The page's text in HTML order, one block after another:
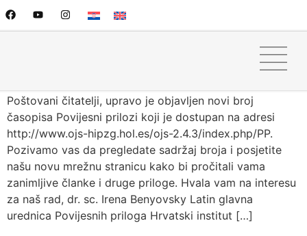
Poštovani čitatelji, upravo je objavljen novi broj
časopisa Povijesni prilozi koji je dostupan na adresi
http://www.ojs-hipzg.hol.es/ojs-2.4.3/index.php/PP.
Pozivamo vas da pregledate sadržaj broja i posjetite
našu novu mrežnu stranicu kako bi pročitali vama
zanimljive članke i druge priloge. Hvala vam na interesu
za naš rad, dr. sc. Irena Benyovsky Latin glavna
urednica Povijesnih priloga Hrvatski institut […]